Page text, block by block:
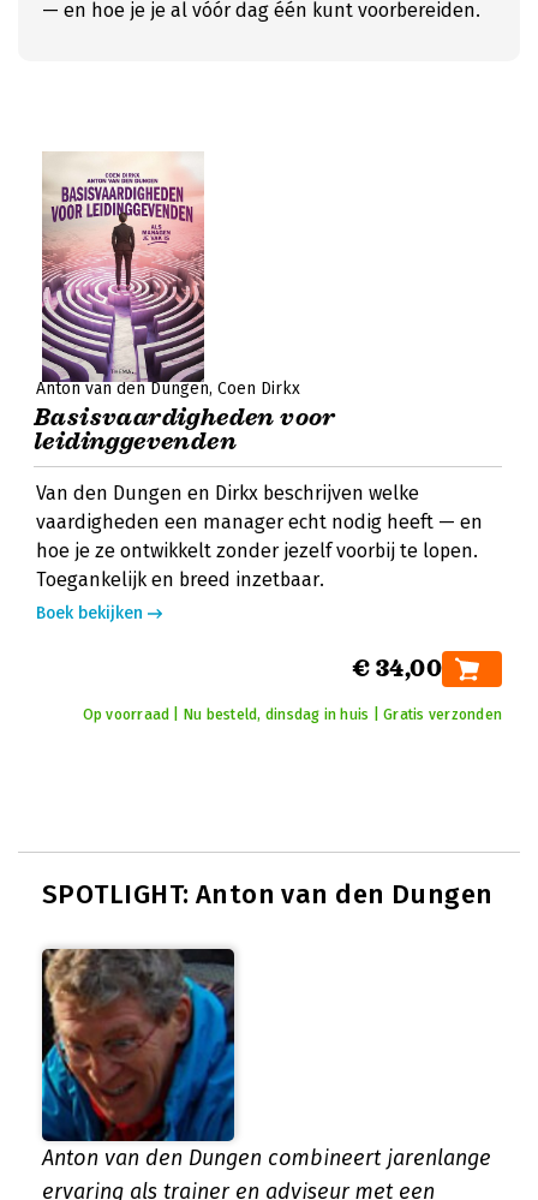
— en hoe je je al vóór dag één kunt voorbereiden.
Anton van den Dungen Coen Dirkx
Basisvaardigheden voor
leidinggevenden
Van den Dungen en Dirkx beschrijven welke
vaardigheden een manager echt nodig heeft — en
hoe je ze ontwikkelt zonder jezelf voorbij te lopen.
Toegankelijk en breed inzetbaar.
Boek bekijken
€ 34,00
Op voorraad | Nu besteld, dinsdag in huis | Gratis verzonden
SPOTLIGHT: Anton van den Dungen
Anton van den Dungen combineert jarenlange
ervaring als trainer en adviseur met een